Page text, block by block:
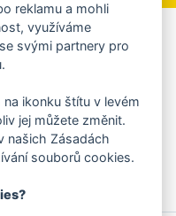
rozhlas
či mailu upozornění na
a sportovní akce?
reklamu a mohli
využíváme
svými partnery pro
ikonku štítu v levém
jej můžete změnit.
našich Zásadách
souborů cookies.